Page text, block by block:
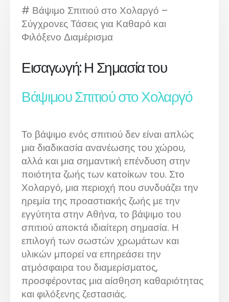
# Βάψιμο Σπιτιού στο Χολαργό –
Σύγχρονες Τάσεις για Καθαρό και
Φιλόξενο Διαμέρισμα
Εισαγωγή: Η Σημασία του
Βάψιμου Σπιτιού στο Χολαργό
Το βάψιμο ενός σπιτιού δεν είναι απλώς
μια διαδικασία ανανέωσης του χώρου,
αλλά και μια σημαντική επένδυση στην
ποιότητα ζωής των κατοίκων του. Στο
Χολαργό, μια περιοχή που συνδυάζει την
ηρεμία της προαστιακής ζωής με την
εγγύτητα στην Αθήνα, το βάψιμο του
σπιτιού αποκτά ιδιαίτερη σημασία. Η
επιλογή των σωστών χρωμάτων και
υλικών μπορεί να επηρεάσει την
ατμόσφαιρα του διαμερίσματος,
προσφέροντας μια αίσθηση καθαριότητας
και φιλόξενης ζεστασιάς.